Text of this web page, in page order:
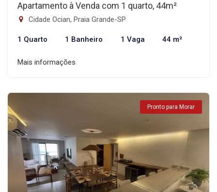
Apartamento à Venda com 1 quarto, 44m²
Cidade Ocian, Praia Grande-SP
1 Quarto 1 Banheiro 1 Vaga 44 m²
Mais informações
Pronto para Morar